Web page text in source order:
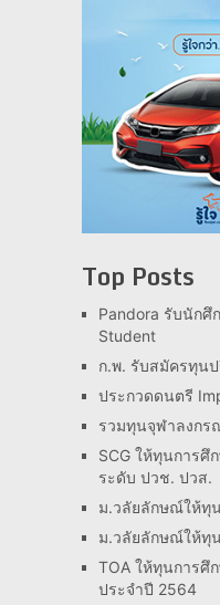
Top Posts
Pandora รับนักศึ
Student
ก.พ. รับสมัครทุน
ประกวดดนตรี
รวมทุนจุฬาลงกร
SCG ให้ทุนการ
ระดับ ปวช. ปวส.
ม.วลัยลักษณ์ให้ทุ
ม.วลัยลักษณ์ให้ทุ
TOA ให้ทุนการ
ประจำปี 2564